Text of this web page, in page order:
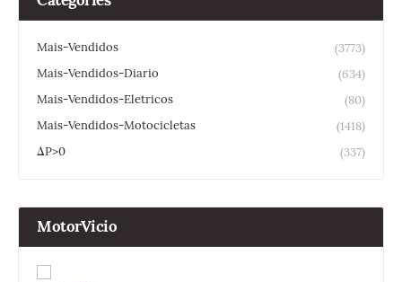
Mais-Vendidos
(3773)
Mais-Vendidos-Diario
(634)
Mais-Vendidos-Eletricos
(80)
Mais-Vendidos-Motocicletas
(1418)
ΔP>0
(337)
MotorVicio